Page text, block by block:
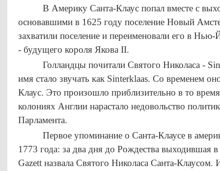
В Америку Санта-Клаус попал вместе с
основавшими в 1625 году поселение Новый
захватили поселение и переименовали его в
- будущего короля Якова II.
Голландцы почитали Святого Николаса - Sint
имя стало звучать как Sinterklaas. Со временем
Клаус. Это произошло приблизительно в то
колониях Англии нарастало недовольство
Парламента.
Первое упоминание о Санта-Клаусе в
1773 года: за два дня до Рождества выходившая
Gazett назвала Святого Николаса Санта-